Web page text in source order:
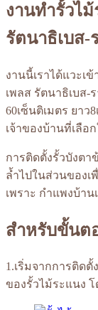
งานทำรั้วไ
รัตนาธิเบส
งานนี้เราได้แวะเข้
เพลส รัตนาธิเบส-
60เซ็นติเมตร ยา
เจ้าของบ้านที่เลือ
การติดตั้งรั้วบังตา
ล้ำไปในส่วนของ
เพราะ กำแพงบ้า
สำหรับขั้นต
1.เริ่มจากการติด
ของรั้วไม้ระแนง